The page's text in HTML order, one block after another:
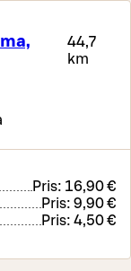
44,7
km
Pris: 16,90 €
Pris: 9,90 €
Pris: 4,50 €